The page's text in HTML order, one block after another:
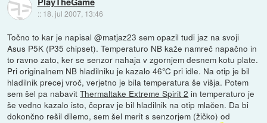
:: 18. jul 2007, 13:46
Točno to kar je napisal @matjaz23 sem opazil tudi jaz na svoji
Asus P5K (P35 chipset). Temperaturo NB kaže namreč napačno in
to ravno zato, ker se senzor nahaja v zgornjem desnem kotu plate.
Pri originalnem NB hladilniku je kazalo 46°C pri idle. Na otip je bil
hladilnik precej vroč, verjetno je bila temperatura še višja. Potem
sem šel pa nabavitThermaltake Extreme Spirit 2 in temperaturo je
še vedno kazalo isto, čeprav je bil hladilnik na otip mlačen. Da bi
dokončno rešil dilemo, sem šel merit s senzorjem (žičko) od